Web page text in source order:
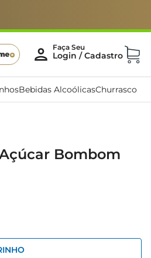
Bebidas AlcoólicasChurrasco
Bombom